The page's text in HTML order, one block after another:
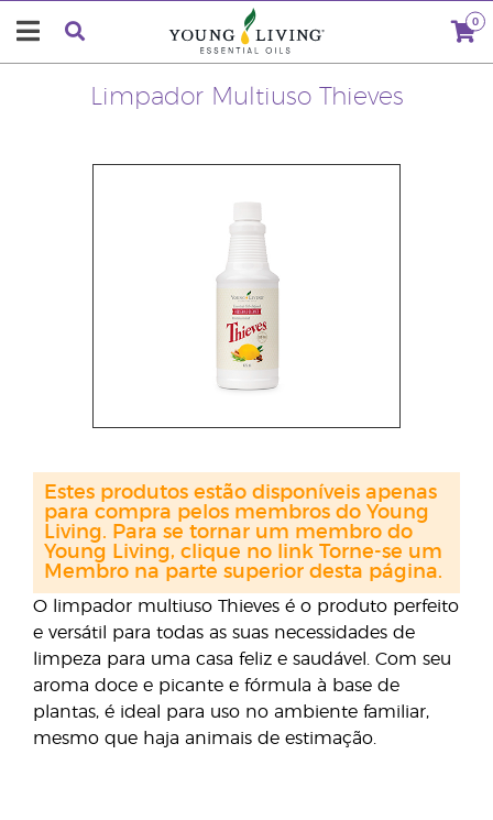
0
Limpador Multiuso Thieves
O limpador multiuso Thieves é o produto perfeito
e versátil para todas as suas necessidades de
limpeza para uma casa feliz e saudável. Com seu
aroma doce e picante e fórmula à base de
plantas, é ideal para uso no ambiente familiar,
mesmo que haja animais de estimação.
Estes produtos estão disponíveis apenas
para compra pelos membros do Young
Living. Para se tornar um membro do
Young Living, clique no link Torne-se um
Membro na parte superior desta página.